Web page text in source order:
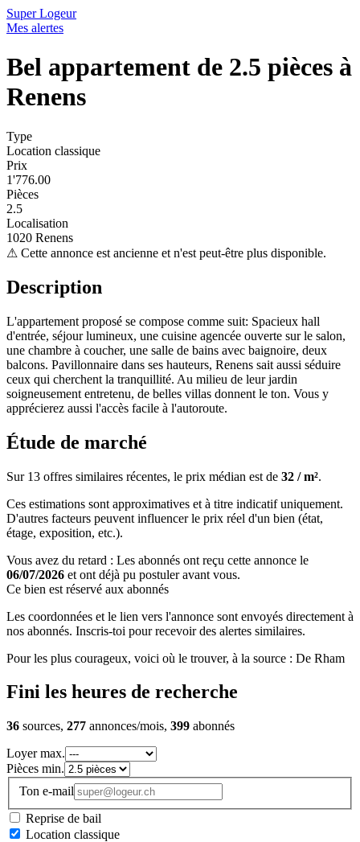
Super Logeur
Mes alertes
Bel appartement de 2.5 pièces à
Renens
Type
Location classique
Prix
1'776.00
Pièces
2.5
Localisation
1020 Renens
⚠ Cette annonce est ancienne et n'est peut-être plus disponible.
Description
L'appartement proposé se compose comme suit: Spacieux hall
d'entrée, séjour lumineux, une cuisine agencée ouverte sur le salon,
une chambre à coucher, une salle de bains avec baignoire, deux
balcons. Pavillonnaire dans ses hauteurs, Renens sait aussi séduire
ceux qui cherchent la tranquillité. Au milieu de leur jardin
soigneusement entretenu, de belles villas donnent le ton. Vous y
apprécierez aussi l'accès facile à l'autoroute.
Étude de marché
Sur 13 offres similaires récentes, le prix médian est de 32 / m².
Ces estimations sont approximatives et à titre indicatif uniquement.
D'autres facteurs peuvent influencer le prix réel d'un bien (état,
étage, exposition, etc.).
Vous avez du retard : Les abonnés ont reçu cette annonce le
06/07/2026 et ont déjà pu postuler avant vous.
Ce bien est réservé aux abonnés
Les coordonnées et le lien vers l'annonce sont envoyés directement à
nos abonnés. Inscris-toi pour recevoir des alertes similaires.
Pour les plus courageux, voici où le trouver, à la source : De Rham
Fini les heures de recherche
36 sources, 277 annonces/mois, 399 abonnés
Loyer max.
Pièces min.
Ton e-mail
Reprise de bail
Location classique